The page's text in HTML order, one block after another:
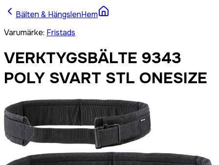
Bälten & HängslenHem
Varumärke: Fristads
VERKTYGSBÄLTE 9343
POLY SVART STL ONESIZE